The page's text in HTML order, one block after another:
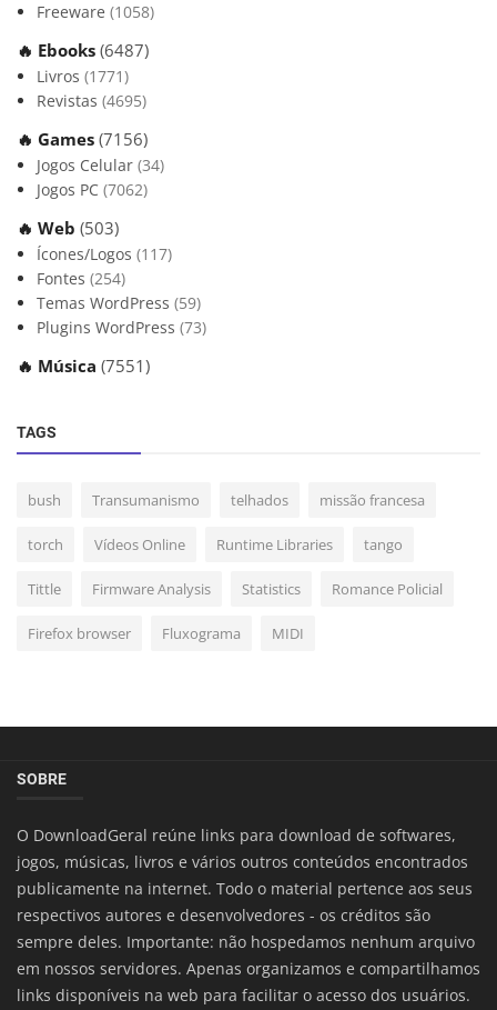
Freeware (1058)
🔥 Ebooks (6487)
Livros (1771)
Revistas (4695)
🔥 Games (7156)
Jogos Celular (34)
Jogos PC (7062)
🔥 Web (503)
Ícones/Logos (117)
Fontes (254)
Temas WordPress (59)
Plugins WordPress (73)
🔥 Música (7551)
TAGS
bush Transumanismo telhados missão francesa
torch Vídeos Online Runtime Libraries tango
Tittle Firmware Analysis Statistics Romance Policial
Firefox browser Fluxograma MIDI
SOBRE
O DownloadGeral reúne links para download de softwares,
jogos, músicas, livros e vários outros conteúdos encontrados
publicamente na internet. Todo o material pertence aos seus
respectivos autores e desenvolvedores - os créditos são
sempre deles. Importante: não hospedamos nenhum arquivo
em nossos servidores. Apenas organizamos e compartilhamos
links disponíveis na web para facilitar o acesso dos usuários.